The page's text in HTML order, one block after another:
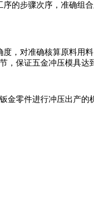
的步骤次序，准确组
，对准确核算原料
，保证五金冲压模具达
零件进行冲压出产的